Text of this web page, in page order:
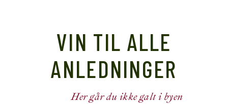
VIN TIL ALLE
ANLEDNINGER
Her går du ikke galt i byen